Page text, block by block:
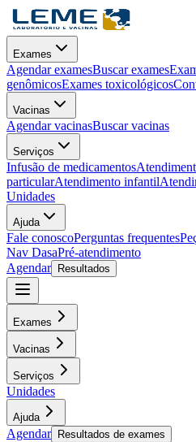
Exames
Agendar examesBuscar exames
genômicosExames toxicológicos
Vacinas
Agendar vacinasBuscar vacinas
Serviços
Infusão de medicamentos
particularAtendimento infantil
Unidades
Ajuda
Fale conoscoPerguntas frequentes
Nav DasaPré-atendimento
Agendar
Resultados
Exames
Vacinas
Serviços
Unidades
Ajuda
Agendar Resultados de exames